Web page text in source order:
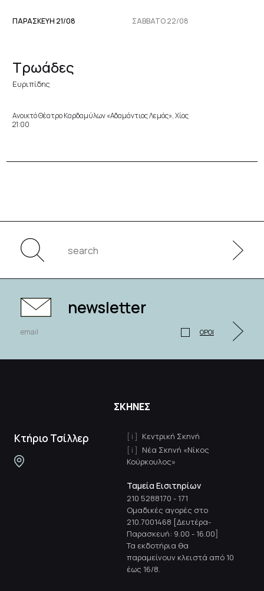
ΠΑΡΑΣΚΕΥΉ 21/08 ΣΆΒΒΑΤΟ 22/08
Τρωάδες
Ευριπίδης
Ανοικτό Θέατρο Καρδαμύλων «Αδαμάντιος Λεμός», Χίος
21:00
newsletter
ΟΡΟΙ
ΣΚΗΝΕΣ
Κτήριο Τσίλλερ
Κεντρική Σκηνή
Νέα Σκηνή «Νίκος
Κούρκουλος»
Ταμεία Εισιτηρίων
210 5288170 - 171
Ομαδικές αγορές στο
210.7001468 [Δευτέρα-
Παρασκευή: 9.00 - 16.00]
Τα εκδοτήρια θα
παραμείνουν κλειστά από 10
έως 16/8.